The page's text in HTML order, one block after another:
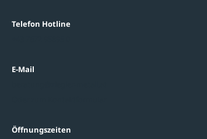
Telefon Hotline
E-Mail
Öffnungszeiten